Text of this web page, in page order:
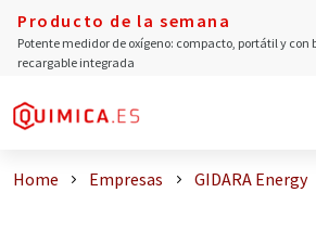
Producto de la semana
Potente medidor de oxígeno: compacto, portátil y con
recargable integrada
Home Empresas GIDARA Energy